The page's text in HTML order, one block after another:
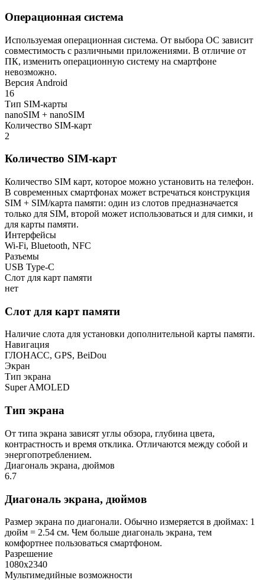
Операционная система
Используемая операционная система. От выбора ОС зависит
совместимость с различными приложениями. В отличие от
ПК, изменить операционную систему на смартфоне
невозможно.
Версия Android
16
Тип SIM-карты
nanoSIM + nanoSIM
Количество SIM-карт
2
Количество SIM-карт
Количество SIM карт, которое можно установить на телефон.
В современных смартфонах может встречаться конструкция
SIM + SIM/карта памяти: один из слотов предназначается
только для SIM, второй может использоваться и для симки, и
для карты памяти.
Интерфейсы
Wi-Fi, Bluetooth, NFC
Разъемы
USB Type-C
Слот для карт памяти
нет
Слот для карт памяти
Наличие слота для установки дополнительной карты памяти.
Навигация
ГЛОНАСС, GPS, BeiDou
Экран
Тип экрана
Super AMOLED
Тип экрана
От типа экрана зависят углы обзора, глубина цвета,
контрастность и время отклика. Отличаются между собой и
энергопотреблением.
Диагональ экрана, дюймов
6.7
Диагональ экрана, дюймов
Размер экрана по диагонали. Обычно измеряется в дюймах: 1
дюйм = 2.54 см. Чем больше диагональ экрана, тем
комфортнее пользоваться смартфоном.
Разрешение
1080х2340
Мультимедийные возможности